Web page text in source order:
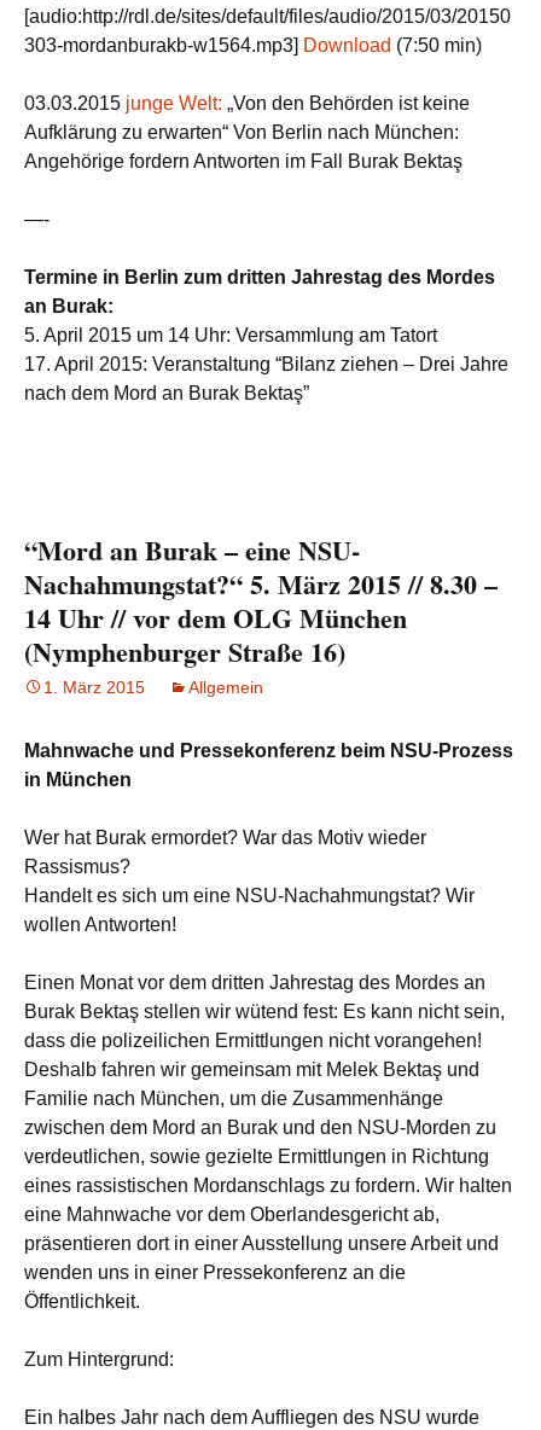
[audio:http://rdl.de/sites/default/files/audio/2015/03/20150
303-mordanburakb-w1564.mp3] Download (7:50 min)
03.03.2015 junge Welt: „Von den Behörden ist keine
Aufklärung zu erwarten“ Von Berlin nach München:
Angehörige fordern Antworten im Fall Burak Bektaş
—-
Termine in Berlin zum dritten Jahrestag des Mordes
an Burak:
5. April 2015 um 14 Uhr: Versammlung am Tatort
17. April 2015: Veranstaltung “Bilanz ziehen – Drei Jahre
nach dem Mord an Burak Bektaş”
“Mord an Burak – eine NSU-
Nachahmungstat?“ 5. März 2015 // 8.30 –
14 Uhr // vor dem OLG München
(Nymphenburger Straße 16)
1. März 2015 Allgemein
Mahnwache und Pressekonferenz beim NSU-Prozess
in München
Wer hat Burak ermordet? War das Motiv wieder
Rassismus?
Handelt es sich um eine NSU-Nachahmungstat? Wir
wollen Antworten!
Einen Monat vor dem dritten Jahrestag des Mordes an
Burak Bektaş stellen wir wütend fest: Es kann nicht sein,
dass die polizeilichen Ermittlungen nicht vorangehen!
Deshalb fahren wir gemeinsam mit Melek Bektaş und
Familie nach München, um die Zusammenhänge
zwischen dem Mord an Burak und den NSU-Morden zu
verdeutlichen, sowie gezielte Ermittlungen in Richtung
eines rassistischen Mordanschlags zu fordern. Wir halten
eine Mahnwache vor dem Oberlandesgericht ab,
präsentieren dort in einer Ausstellung unsere Arbeit und
wenden uns in einer Pressekonferenz an die
Öffentlichkeit.
Zum Hintergrund:
Ein halbes Jahr nach dem Auffliegen des NSU wurde